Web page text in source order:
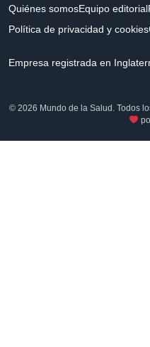
Quiénes somosEquipo editorial
Política de privacidad y cookies
Empresa registrada en
© 2026 Mundo de la Salud. Todos